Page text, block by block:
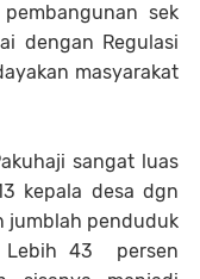
sek
dengan Regulasi
masyarakat
sangat luas
kepala desa dgn
jumblah penduduk
Lebih 43 persen